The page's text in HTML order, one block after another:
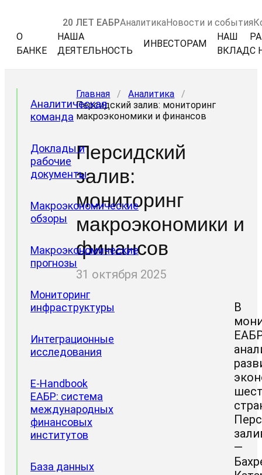
20 ЛЕТ ЕАБРАналитикаНовости и события
О
БАНКЕ
НАША
ДЕЯТЕЛЬНОСТЬ
ИНВЕСТОРАМ
НАШ
ВКЛАДС
Аналитическая
команда
Доклады и
рабочие
документы
Макроэкономические
обзоры
Макроэкономические
прогнозы
Мониторинг
инфраструктуры
Интеграционные
исследования
Проектные
направления
Доклады
ЦИИ
E-Handbook
ЕАБР: система
международных
финансовых
институтов
База данных
Главная / Аналитика
/
Персидский залив: мониторинг
макроэкономики и финансов
Персидский
залив:
мониторинг
макроэкономики и
финансов
31 октября 2025
В
—